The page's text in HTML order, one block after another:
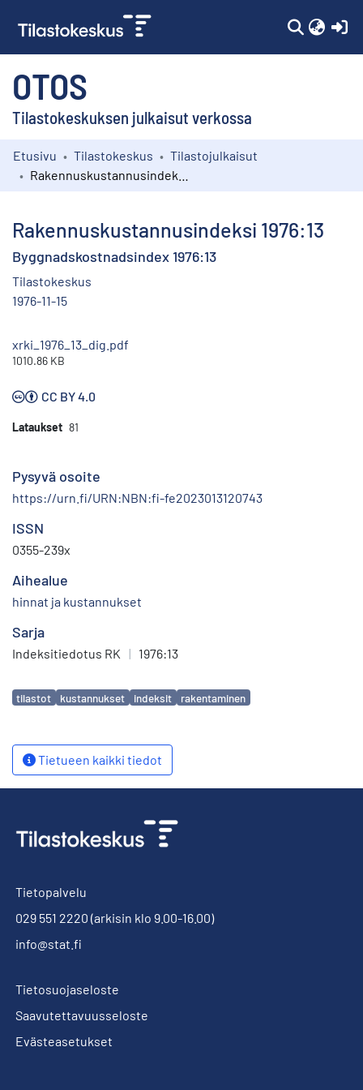
OTOS
Tilastokeskuksen julkaisut verkossa
Kokoelmat
Etusivu Tilastokeskus
Tilastojulkaisut
Rakennuskustannusindeksi 1976:13
Byggnadskostnadsindex 1976:13
Tilastokeskus
1976-11-15
xrki_1976_13_dig.pdf
1010.86 KB
CC BY 4.0
Lataukset 81
Pysyvä osoite
https://urn.fi/URN:NBN:fi-fe2023013120743
ISSN
0355-239x
Aihealue
hinnat ja kustannukset
Sarja
Indeksitiedotus RK | 1976:13
Avainsanat
tilastot kustannukset indeksit rakentaminen
Tietueen kaikki tiedot
Tietopalvelu
029 551 2220 (arkisin klo 9.00-16.00)
info@stat.fi
Tietosuojaseloste
Saavutettavuusseloste
Evästeasetukset